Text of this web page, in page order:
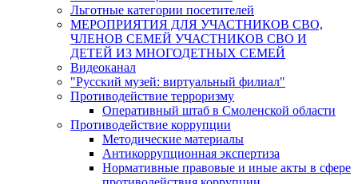
Льготные категории посетителей
МЕРОПРИЯТИЯ ДЛЯ УЧАСТНИКОВ СВО,
ЧЛЕНОВ СЕМЕЙ УЧАСТНИКОВ СВО И
ДЕТЕЙ ИЗ МНОГОДЕТНЫХ СЕМЕЙ
Видеоканал
"Русский музей: виртуальный филиал"
Противодействие терроризму
Оперативный штаб в Смоленской области
Противодействие коррупции
Методические материалы
Антикоррупционная экспертиза
Нормативные правовые и иные акты в сфере